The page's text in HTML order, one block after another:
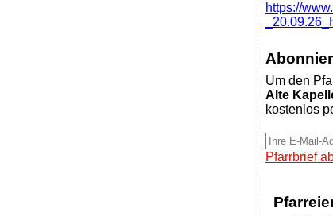
https://
Um den
Alte
kostenlos
Pfarrbrief